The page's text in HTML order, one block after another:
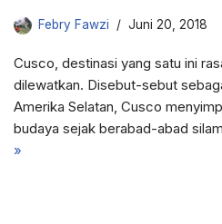
Febry Fawzi Juni 20, 2018
Cusco, destinasi yang satu ini
dilewatkan. Disebut-sebut
Amerika Selatan, Cusco
budaya sejak berabad-abad
»